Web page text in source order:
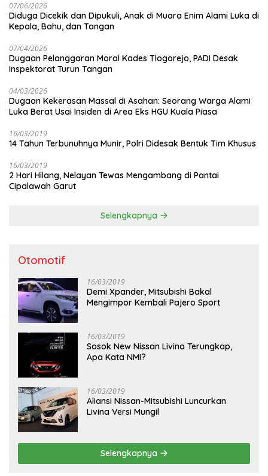
07/06/2026
Diduga Dicekik dan Dipukuli, Anak di Muara Enim Alami Luka di
Kepala, Bahu, dan Tangan
07/04/2026
Dugaan Pelanggaran Moral Kades Tlogorejo, PADI Desak
Inspektorat Turun Tangan
04/03/2026
Dugaan Kekerasan Massal di Asahan: Seorang Warga Alami
Luka Berat Usai Insiden di Area Eks HGU Kuala Piasa
16/03/2019
14 Tahun Terbunuhnya Munir, Polri Didesak Bentuk Tim Khusus
16/03/2019
2 Hari Hilang, Nelayan Tewas Mengambang di Pantai
Cipalawah Garut
Selengkapnya
Otomotif
16/03/2019
Demi Xpander, Mitsubishi Bakal
Mengimpor Kembali Pajero Sport
16/03/2019
Sosok New Nissan Livina Terungkap,
Apa Kata NMI?
16/03/2019
Aliansi Nissan-Mitsubishi Luncurkan
Livina Versi Mungil
Selengkapnya